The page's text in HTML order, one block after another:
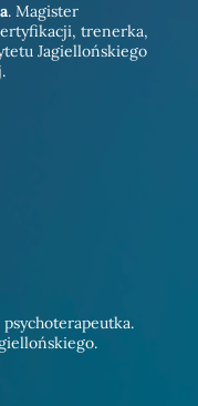
. Magister
trenerka,
Jagiellońskiego